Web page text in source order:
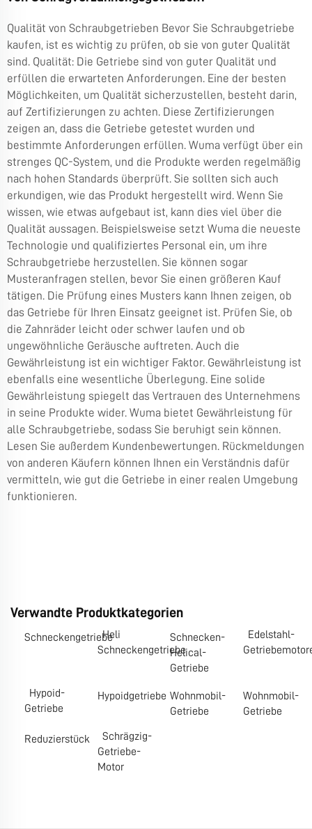
Qualität von Schraubgetrieben Bevor Sie Schraubgetriebe
kaufen, ist es wichtig zu prüfen, ob sie von guter Qualität
sind. Qualität: Die Getriebe sind von guter Qualität und
erfüllen die erwarteten Anforderungen. Eine der besten
Möglichkeiten, um Qualität sicherzustellen, besteht darin,
auf Zertifizierungen zu achten. Diese Zertifizierungen
zeigen an, dass die Getriebe getestet wurden und
bestimmte Anforderungen erfüllen. Wuma verfügt über ein
strenges QC-System, und die Produkte werden regelmäßig
nach hohen Standards überprüft. Sie sollten sich auch
erkundigen, wie das Produkt hergestellt wird. Wenn Sie
wissen, wie etwas aufgebaut ist, kann dies viel über die
Qualität aussagen. Beispielsweise setzt Wuma die neueste
Technologie und qualifiziertes Personal ein, um ihre
Schraubgetriebe herzustellen. Sie können sogar
Musteranfragen stellen, bevor Sie einen größeren Kauf
tätigen. Die Prüfung eines Musters kann Ihnen zeigen, ob
das Getriebe für Ihren Einsatz geeignet ist. Prüfen Sie, ob
die Zahnräder leicht oder schwer laufen und ob
ungewöhnliche Geräusche auftreten. Auch die
Gewährleistung ist ein wichtiger Faktor. Gewährleistung ist
ebenfalls eine wesentliche Überlegung. Eine solide
Gewährleistung spiegelt das Vertrauen des Unternehmens
in seine Produkte wider. Wuma bietet Gewährleistung für
alle Schraubgetriebe, sodass Sie beruhigt sein können.
Lesen Sie außerdem Kundenbewertungen. Rückmeldungen
von anderen Käufern können Ihnen ein Verständnis dafür
vermitteln, wie gut die Getriebe in einer realen Umgebung
funktionieren.
Verwandte Produktkategorien
Schneckengetriebe
Heli
Schneckengetriebe
Schnecken-
Helical-
Getriebe
Edelstahl-
Hypoid-
Getriebe
Hypoidgetriebe Wohnmobil-
Getriebe
Wohnmobil-
Getriebe
Reduzierstück
Schrägzig-
Getriebe-
Motor